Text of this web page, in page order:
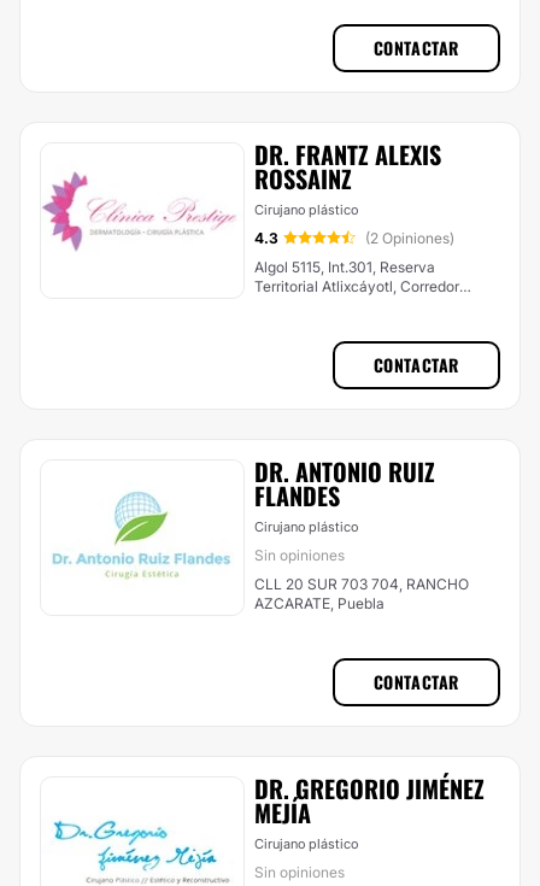
CONTACTAR
DR. FRANTZ ALEXIS
ROSSAINZ
Cirujano plástico
4.3
(2 Opiniones)
Algol 5115, Int.301, Reserva
Territorial Atlixcáyotl, Corredor
CONTACTAR
DR. ANTONIO RUIZ
FLANDES
Cirujano plástico
Sin opiniones
CLL 20 SUR 703 704, RANCHO
AZCARATE, Puebla
CONTACTAR
DR. GREGORIO JIMÉNEZ
MEJÍA
Cirujano plástico
Sin opiniones